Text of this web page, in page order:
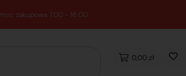
- 16:00
0,00 zł